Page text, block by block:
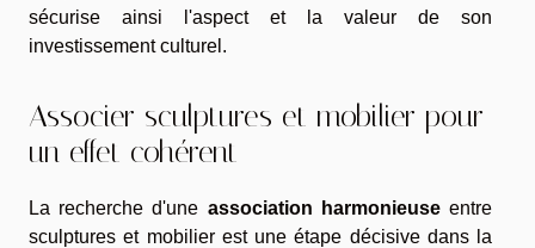
sécurise ainsi l'aspect et la valeur de son
investissement culturel.
Associer sculptures et mobilier pour
un effet cohérent
La recherche d'une association harmonieuseentre
sculptures et mobilier est une étape décisive dans la